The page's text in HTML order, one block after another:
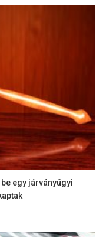
egy járványügyi